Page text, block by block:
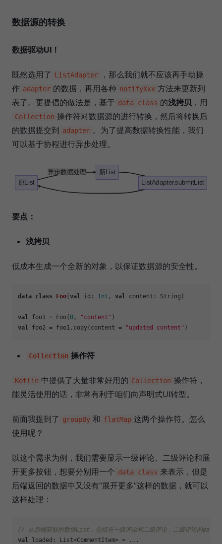
数据源的转换
数据驱动UI！
既然选用了 ListAdapter
，那么我们就不应该再手动操
作 adapter 的数据，再用各种 notifyXxx 方法来更新列
表了。更提倡的做法是，基于 data class 的浅拷贝 ，用
Collection 操作符对数据源的进行转换，然后将转换后
的数据提交到 adapter 。为了提高数据转换性能，我们
可以基于协程进行异步处理。
异步数据处理
原List
新List
ListAdapter.submitList
要点：
浅拷贝
低成本生成一个全新的对象，以保证数据源的安全性。
data class Foo(val id: Int , val content: String)
val foo1 = Foo( 0 , "content"
val foo2 = foo1.copy(content = "updated content"
Collection 操作符
Kotlin 中提供了大量非常好用的 Collection 操作符，
能灵活使用的话，非常有利于咱们向声明式UI转型。
前面我提到了 groupBy 和 flatMap 这两个操作符。怎么
使用呢？
以这个需求为例，我们需要显示一级评论、二级评论和展
开更多按钮，想要分别用一个 data class 来表示，但是
后端返回的数据中又没有“展开更多”这样的数据，就可以
这样处理：
// 从后端获取的数据List，包括有一级评论和二级评论，二级评论的
val